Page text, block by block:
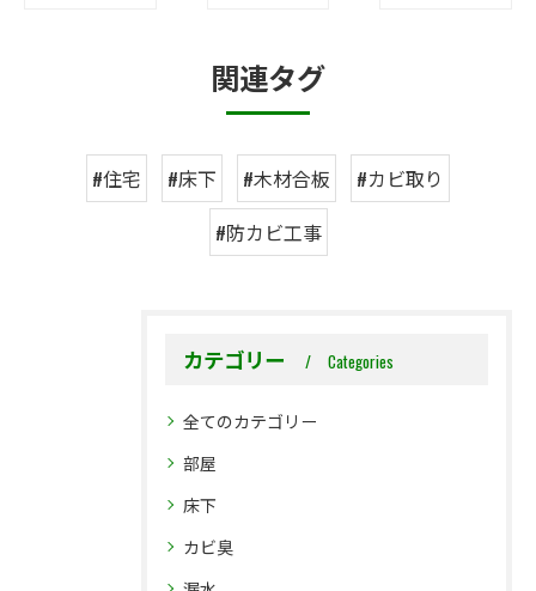
関連タグ
#住宅 #床下 #木材合板
#カビ取り
#防カビ工事
カテゴリー Categories
全てのカテゴリー
部屋
床下
カビ臭